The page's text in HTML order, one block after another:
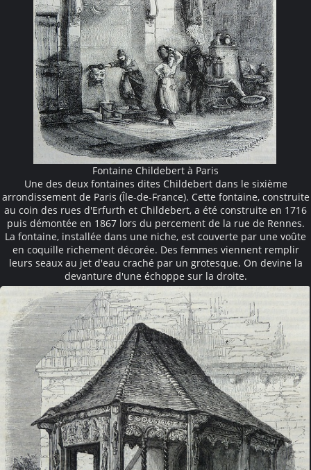
Fontaine Childebert à Paris
Une des deux fontaines dites Childebert dans le sixième
arrondissement de Paris (Île-de-France). Cette fontaine, construite
au coin des rues d'Erfurth et Childebert, a été construite en 1716
puis démontée en 1867 lors du percement de la rue de Rennes.
La fontaine, installée dans une niche, est couverte par une voûte
en coquille richement décorée. Des femmes viennent remplir
leurs seaux au jet d'eau craché par un grotesque. On devine la
devanture d'une échoppe sur la droite.